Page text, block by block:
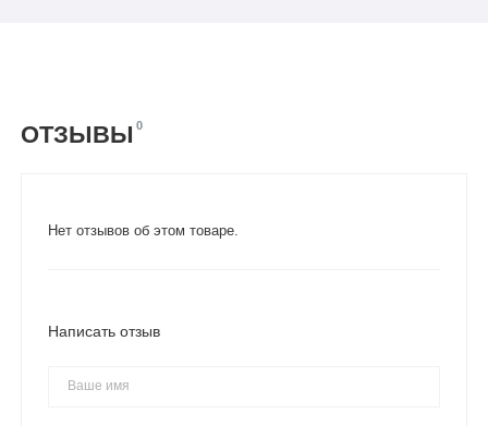
ОТЗЫВЫ 0
Нет отзывов об этом товаре.
Написать отзыв